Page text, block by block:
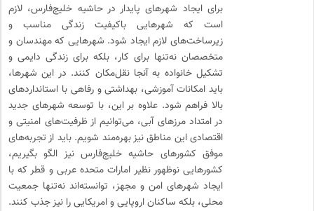
برای ایجاد شهرهای پایدار در حاشیه خلیج‌فارس، لازم
است که شهرهایی باکیفیت زندگی مناسب و
زیرساخت‌های لازم ایجاد شود. شهرهایی که مهندسان و
متخصصان نه‌تنها برای کار، بلکه برای زندگی دایمی و
تشکیل خانواده به آنجا نقل‌مکان کنند. در این شهرها،
باید امکانات آموزشی، بهداشتی و رفاهی با استانداردهای
بالا فراهم شود. علاوه بر این، با توسعه شهرهای جدید
در امتداد مرزهای آبی، می‌توانیم از ظرفیت‌های امنیتی و
اقتصادی این مناطق نیز بهره‌مند شویم. باید از تجربه‌های
موفق کشورهای حاشیه خلیج‌فارس نیز الگو بگیریم،
کشورهایی نوظهور نظیر امارات متحده عربی و قطر که با
ایجاد شهرهای امن و مجهز، توانسته‌اند نه‌تنها جمعیت
محلی، بلکه ساکنان اروپایی و امریکایی را نیز جذب کنند.